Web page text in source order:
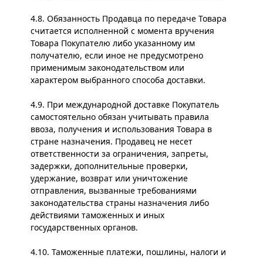
4.8. Обязанность Продавца по передаче Товара
считается исполненной с момента вручения
Товара Покупателю либо указанному им
получателю, если иное не предусмотрено
применимым законодательством или
характером выбранного способа доставки.
4.9. При международной доставке Покупатель
самостоятельно обязан учитывать правила
ввоза, получения и использования Товара в
стране назначения. Продавец не несет
ответственности за ограничения, запреты,
задержки, дополнительные проверки,
удержание, возврат или уничтожение
отправления, вызванные требованиями
законодательства страны назначения либо
действиями таможенных и иных
государственных органов.
4.10. Таможенные платежи, пошлины, налоги и